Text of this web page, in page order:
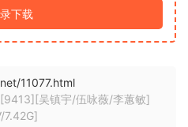
下载
11077.html
吴镇宇/伍咏薇/李蕙敏]
7.42G]